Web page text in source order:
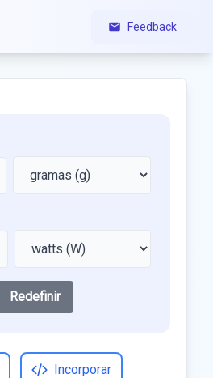
Feedback
Redefinir
Incorporar